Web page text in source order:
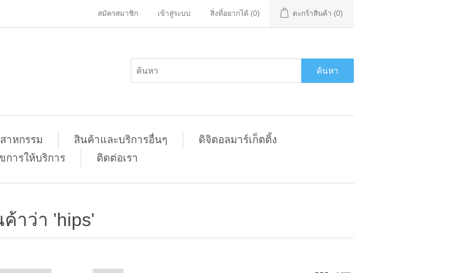
สมัครสมาชิก เข้าสู่ระบบ สิ่งที่อยากได้ (0) ตะกร้าสินค้า (0)
ค้นหา
าหกรรม สินค้าและบริการอื่นๆ
ดิจิตอลมาร์เก็ตติ้ง
การให้บริการ
ติดต่อเรา
าว่า 'hips'